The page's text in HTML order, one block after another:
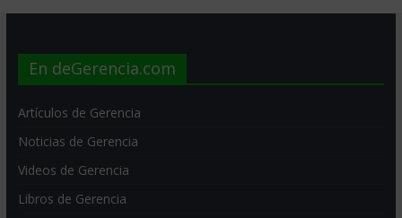
En deGerencia.com
Artículos de Gerencia
Noticias de Gerencia
Videos de Gerencia
Libros de Gerencia